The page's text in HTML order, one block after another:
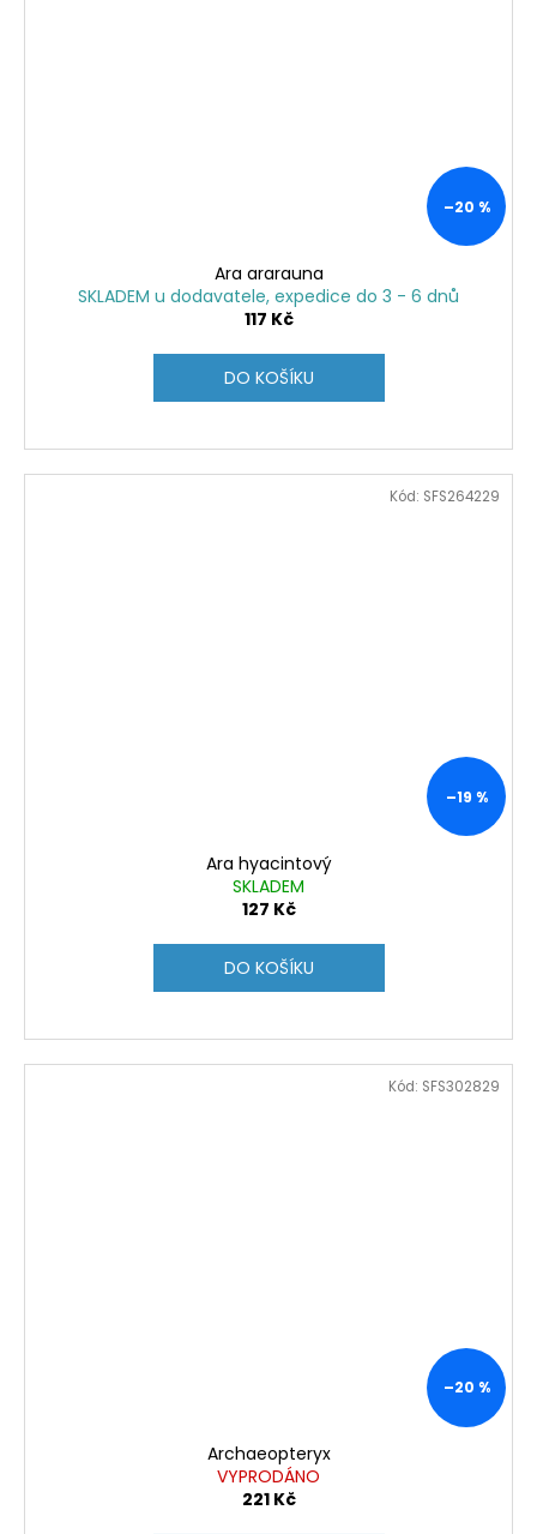
–20 %
Ara ararauna
SKLADEM u dodavatele, expedice do 3 - 6 dnů
117 Kč
DO KOŠÍKU
–19 %
Ara hyacintový
SKLADEM
127 Kč
DO KOŠÍKU
Kód: SFS264229
–20 %
Archaeopteryx
VYPRODÁNO
221 Kč
Kód: SFS302829